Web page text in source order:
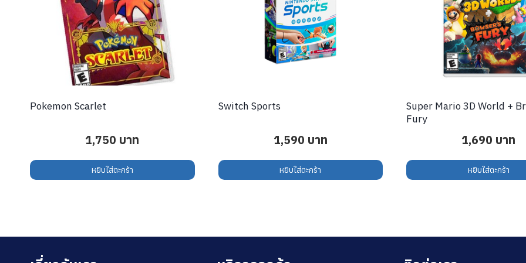
Pokemon Scarlet
1,750 บาท
หยิบใส่ตะกร้า
Switch Sports
1,590 บาท
หยิบใส่ตะกร้า
Super Mario 3D World +
Fury
1,690 บาท
หยิบใส่ตะกร้า